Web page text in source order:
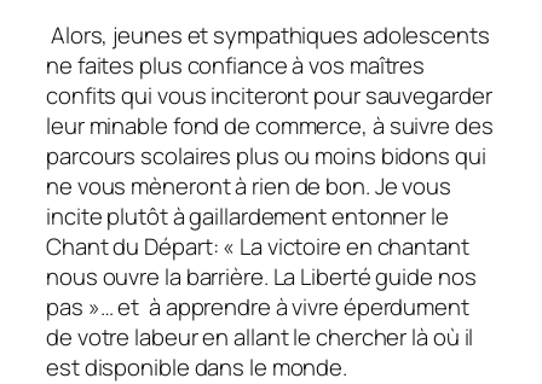
Alors, jeunes et sympathiques adolescents
ne faites plus confiance à vos maîtres
confits qui vous inciteront pour sauvegarder
leur minable fond de commerce, à suivre des
parcours scolaires plus ou moins bidons qui
ne vous mèneront à rien de bon. Je vous
incite plutôt à gaillardement entonner le
Chant du Départ: « La victoire en chantant
nous ouvre la barrière. La Liberté guide nos
pas »… et à apprendre à vivre éperdument
de votre labeur en allant le chercher là où il
est disponible dans le monde.